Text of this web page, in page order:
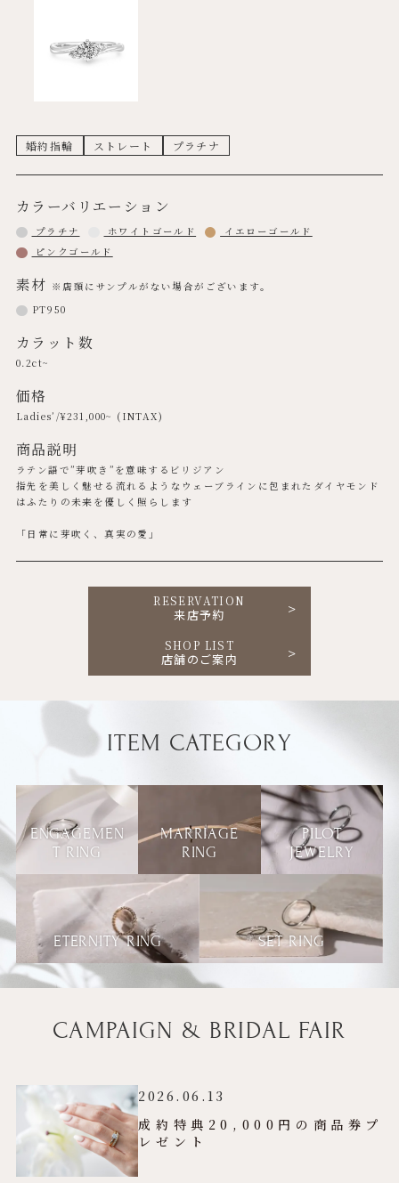
婚約指輪 ストレート プラチナ
カラーバリエーション
プラチナ ホワイトゴールド
イエローゴールド
ピンクゴールド
素材 ※店頭にサンプルがない場合がございます。
PT950
カラット数
0.2ct~
価格
Ladies’/¥231,000~ (INTAX)
商品説明
ラテン語で”芽吹き”を意味するビリジアン
指先を美しく魅せる流れるようなウェーブラインに包まれたダイヤモンド
はふたりの未来を優しく照らします
「日常に芽吹く、真実の愛」
RESERVATION
来店予約
SHOP LIST
店舗のご案内
ITEM CATEGORY
ENGAGEMEN
T RING
MARRIAGE
RING
PILOT
JEWELRY
ETERNITY RING SET RING
CAMPAIGN & BRIDAL FAIR
2026.06.13
成約特典20,000円の商品券プ
レゼント